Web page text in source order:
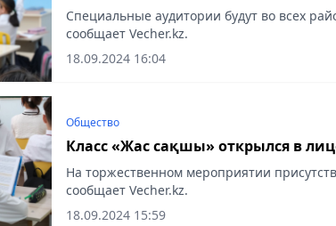
Специальные аудитории будут во всех
сообщает Vecher.kz.
18.09.2024 16:04
Общество
Класс «Жас сақшы» открылся в
На торжественном мероприятии
сообщает Vecher.kz.
18.09.2024 15:59